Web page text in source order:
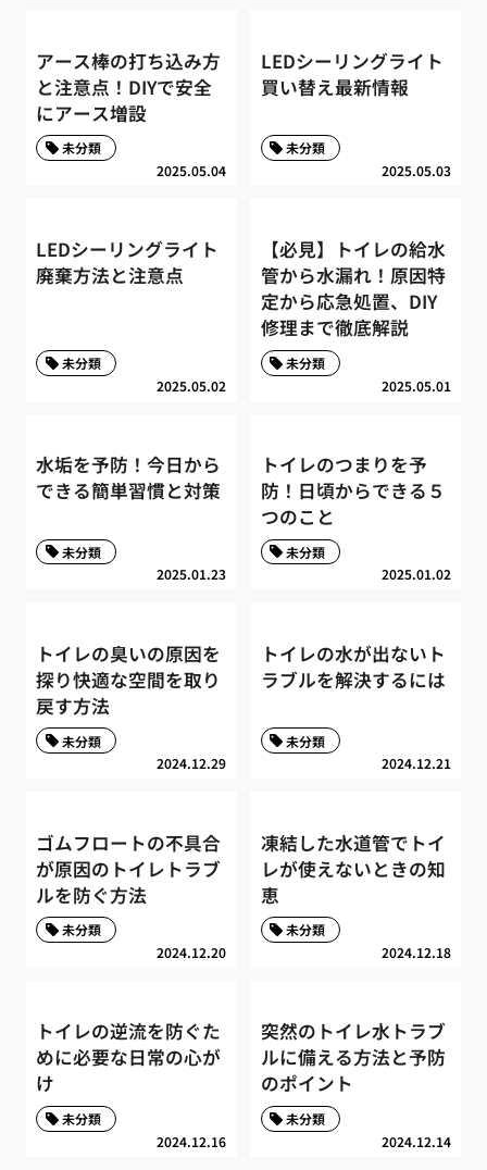
アース棒の打ち込み方
と注意点！DIYで安全
にアース増設
2025.05.04
未分類
LEDシーリングライト
買い替え最新情報
2025.05.03
未分類
LEDシーリングライト
廃棄方法と注意点
2025.05.02
未分類
【必見】トイレの給水
管から水漏れ！原因特
定から応急処置、DIY
修理まで徹底解説
2025.05.01
未分類
水垢を予防！今日から
できる簡単習慣と対策
2025.01.23
未分類
トイレのつまりを予
防！日頃からできる５
つのこと
2025.01.02
未分類
トイレの臭いの原因を
探り快適な空間を取り
戻す方法
2024.12.29
未分類
トイレの水が出ないト
ラブルを解決するには
2024.12.21
未分類
ゴムフロートの不具合
が原因のトイレトラブ
ルを防ぐ方法
2024.12.20
未分類
凍結した水道管でトイ
レが使えないときの知
恵
2024.12.18
未分類
トイレの逆流を防ぐた
めに必要な日常の心が
け
2024.12.16
未分類
突然のトイレ水トラブ
ルに備える方法と予防
のポイント
2024.12.14
未分類